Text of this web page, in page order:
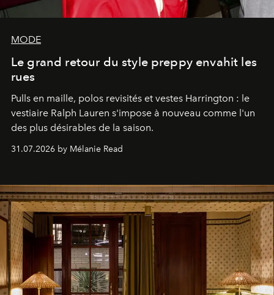
MODE
Le grand retour du style preppy envahit les
rues
Pulls en maille, polos revisités et vestes Harrington : le
vestiaire Ralph Lauren s'impose à nouveau comme l'un
des plus désirables de la saison.
31.07.2026 by Mélanie Read